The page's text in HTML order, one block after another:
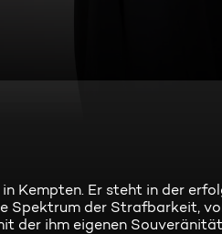
Kempten. Er steht in der
Spektrum der Strafbarkeit,
der ihm eigenen